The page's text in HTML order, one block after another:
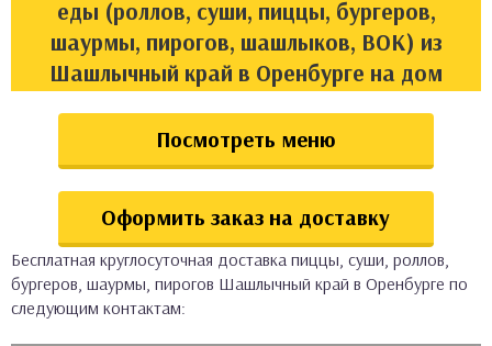
еды (роллов, суши, пиццы, бургеров,
шаурмы, пирогов, шашлыков, ВОК) из
Шашлычный край в Оренбурге на дом
Посмотреть меню
Оформить заказ на доставку
Бесплатная круглосуточная доставка пиццы, суши, роллов,
бургеров, шаурмы, пирогов Шашлычный край в Оренбурге по
следующим контактам:
кухня
кухня
кухня
булочки